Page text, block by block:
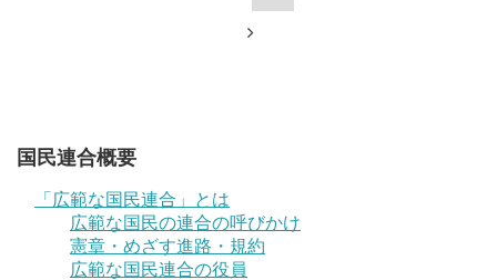
国民連合概要
「広範な国民連合」とは
広範な国民の連合の呼びかけ
憲章・めざす進路・規約
広範な国民連合の役員